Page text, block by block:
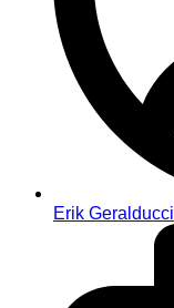
Erik Geralducci